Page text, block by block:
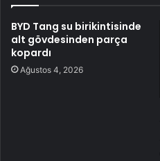
BYD Tang su birikintisinde
alt gövdesinden parça
kopardı
Ağustos 4, 2026